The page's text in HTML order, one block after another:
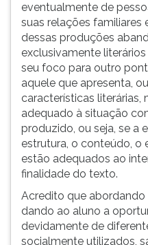
eventualmente de
suas relações familiares
dessas produções
exclusivamente
seu foco para outro
aquele que apresenta,
características literárias,
adequado à situação
produzido, ou seja, se a
estrutura, o conteúdo, o
estão adequados ao
finalidade do texto.
Acredito que abordando
dando ao aluno a
devidamente de
socialmente utilizados,